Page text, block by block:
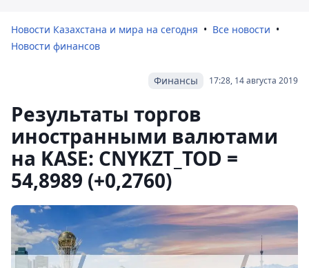
Новости Казахстана и мира на сегодня
Все новости
Новости финансов
17:28, 14 августа 2019
Финансы
Результаты торгов
иностранными валютами
на KASE: CNYKZT_TOD =
54,8989 (+0,2760)